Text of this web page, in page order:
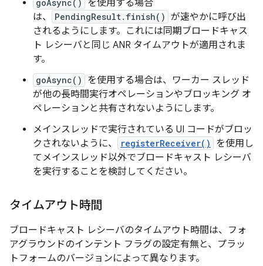
goAsync()
を使用する場合
は、
PendingResult.finish() が速やかに呼び出
されるようにします。これには同期ブロードキャス
ト レシーバと同じ ANR タイムアウトが適用されま
す。
goAsync()
を使用する場合は、ワーカー スレッド
が他の長時間実行オペレーションやブロッキング オ
ペレーションと共有されないようにします。
メインスレッドで実行されている UI コードがブロッ
クされないように、
registerReceiver()
を使用し
てメインスレッド以外でブロードキャスト レシーバ
を実行することを検討してください。
タイムアウト時間
ブロードキャスト レシーバのタイムアウト時間は、フォ
アグラウンドのインテント フラグの設定有無と、プラッ
トフォームのバージョンによって異なります。